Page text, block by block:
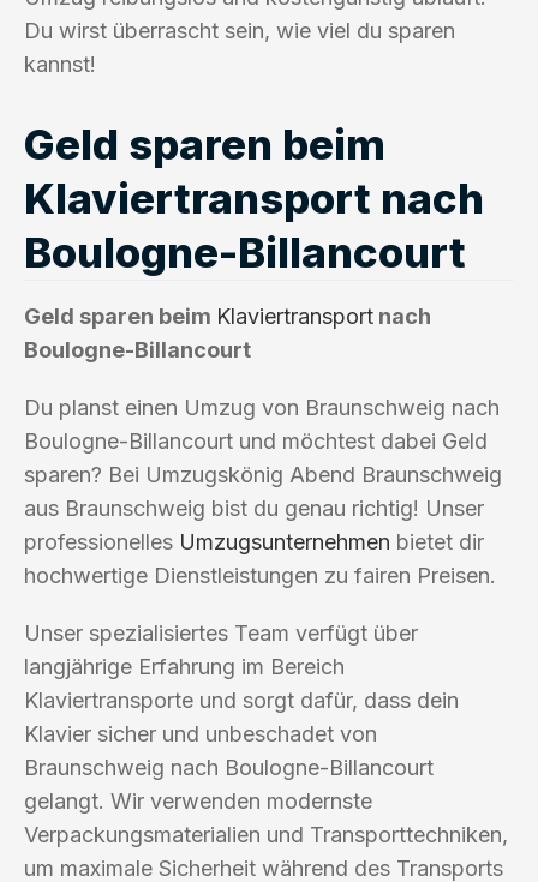
Du wirst überrascht sein, wie viel du sparen
kannst!
Geld sparen beim
Klaviertransport nach
Boulogne-Billancourt
Geld sparen beim Klaviertransport nach
Boulogne-Billancourt
Du planst einen Umzug von Braunschweig nach
Boulogne-Billancourt und möchtest dabei Geld
sparen? Bei Umzugskönig Abend Braunschweig
aus Braunschweig bist du genau richtig! Unser
professionelles Umzugsunternehmen bietet dir
hochwertige Dienstleistungen zu fairen Preisen.
Unser spezialisiertes Team verfügt über
langjährige Erfahrung im Bereich
Klaviertransporte und sorgt dafür, dass dein
Klavier sicher und unbeschadet von
Braunschweig nach Boulogne-Billancourt
gelangt. Wir verwenden modernste
Verpackungsmaterialien und Transporttechniken,
um maximale Sicherheit während des Transports